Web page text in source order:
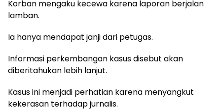
Korban mengaku kecewa karena laporan berjalan
lamban.
Ia hanya mendapat janji dari petugas.
Informasi perkembangan kasus disebut akan
diberitahukan lebih lanjut.
Kasus ini menjadi perhatian karena menyangkut
kekerasan terhadap jurnalis.